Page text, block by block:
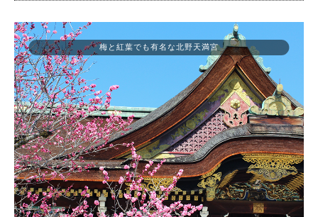
梅と紅葉でも有名な北野天満宮